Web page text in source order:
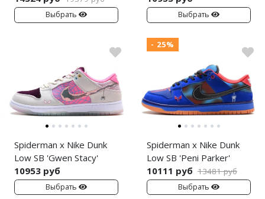
Выбрать Выбрать
Spiderman x Nike Dunk
Low SB 'Gwen Stacy'
10953 руб
Выбрать
- 25%
Spiderman x Nike Dunk
Low SB 'Peni Parker'
10111 руб 13481 руб
Выбрать